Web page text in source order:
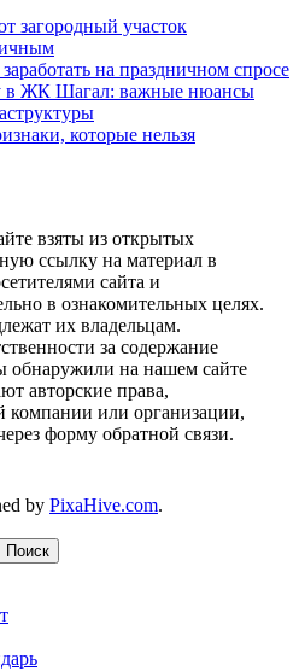
загородный участок
на праздничном спросе
в ЖК Шагал: важные нюансы
которые нельзя
взяты из открытых
ссылку на материал в
сайта и
в ознакомительных целях.
их владельцам.
за содержание
обнаружили на нашем сайте
авторские права,
или организации,
форму обратной связи.
by PixaHive.com.